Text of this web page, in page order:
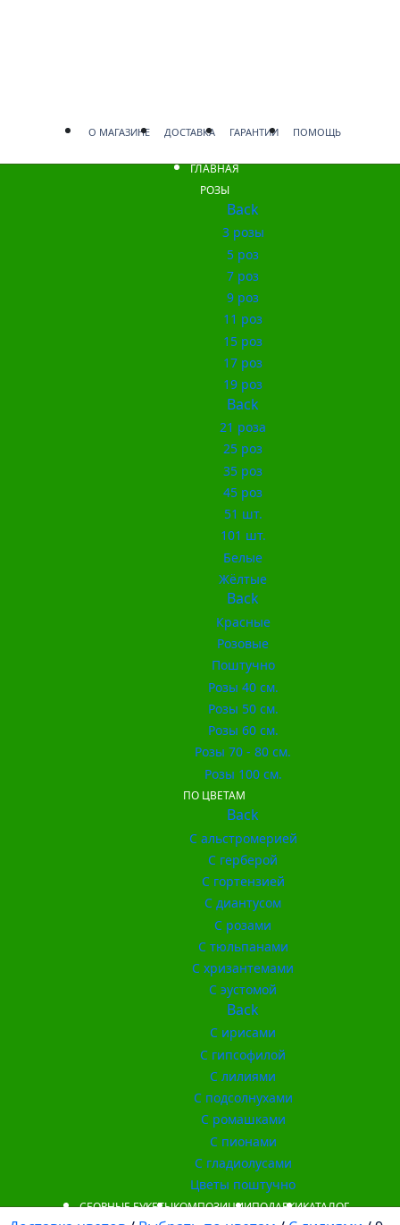
О МАГАЗИНЕ ДОСТАВКА ГАРАНТИИ ПОМОЩЬ
ГЛАВНАЯ
РОЗЫ
Back
3 розы
5 роз
7 роз
9 роз
11 роз
15 роз
17 роз
19 роз
Back
21 роза
25 роз
35 роз
45 роз
51 шт.
101 шт.
Белые
Жёлтые
Back
Красные
Розовые
Поштучно
Розы 40 см.
Розы 50 см.
Розы 60 см.
Розы 70 - 80 см.
Розы 100 см.
ПО ЦВЕТАМ
Back
С альстромерией
С герберой
С гортензией
С диантусом
С розами
С тюльпанами
С хризантемами
С эустомой
Back
С ирисами
С гипсофилой
С лилиями
С подсолнухами
С ромашками
С пионами
С гладиолусами
Цветы поштучно
СБОРНЫЕ БУКЕТЫКОМПОЗИЦИИПОДАРКИКАТАЛОГ